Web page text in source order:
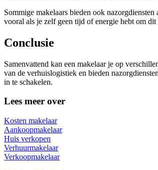
Sommige makelaars bieden ook
vooral als je zelf geen tijd of energie hebt om dit
Conclusie
Samenvattend kan een makelaar je op
van de verhuislogistiek en bieden
in te schakelen.
Lees meer over
Kosten makelaar
Aankoopmakelaar
Huis verkopen
Verhuurmakelaar
Verkoopmakelaar